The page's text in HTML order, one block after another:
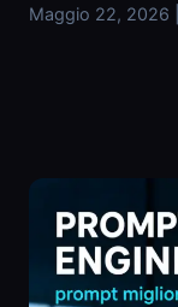
Maggio 22, 2026